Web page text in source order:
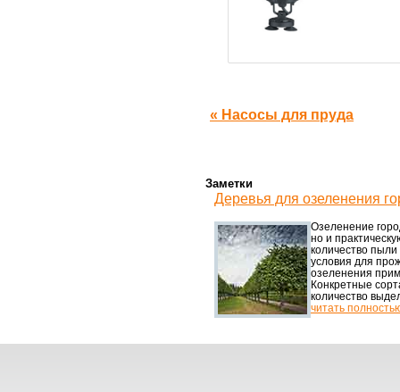
« Насосы для пруда
Заметки
Деревья для озеленения
Озеленение
но и
количество
условия для
озеленения
Конкретные
количество
читать